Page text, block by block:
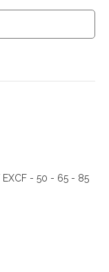
- 50 - 65 - 85